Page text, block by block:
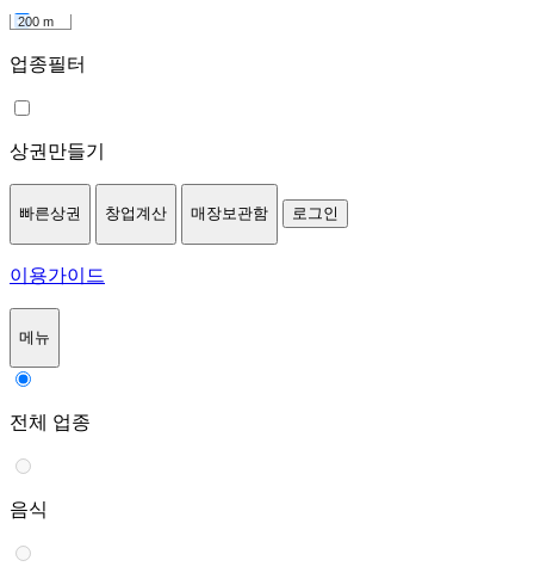
200 m
업종필터
상권만들기
빠른상권 창업계산 매장보관함 로그인
이용가이드
메뉴
전체 업종
음식